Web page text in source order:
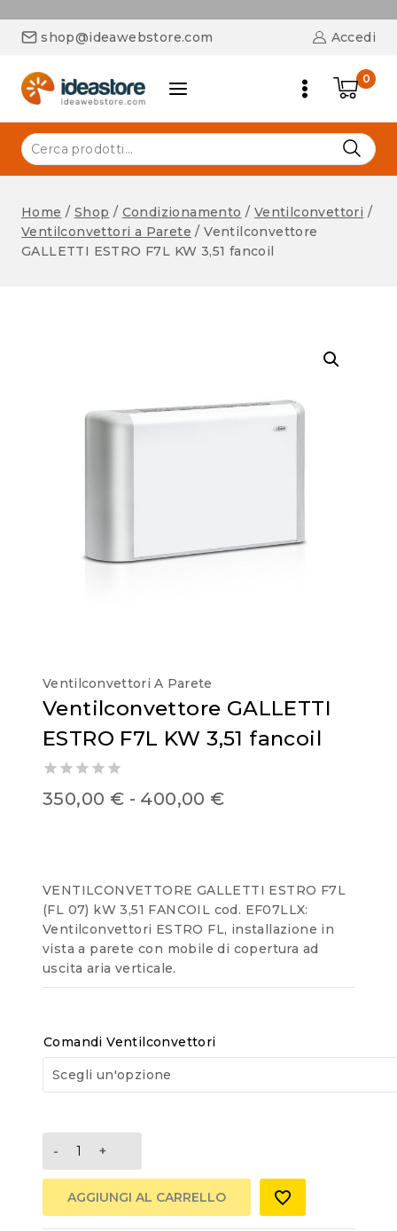
shop@ideawebstore.com Accedi
0
Home / Shop / Condizionamento / Ventilconvettori /
Ventilconvettori a Parete / Ventilconvettore
GALLETTI ESTRO F7L KW 3,51 fancoil
Ventilconvettori A Parete
Ventilconvettore GALLETTI
ESTRO F7L KW 3,51 fancoil
0
out
350,00 € - 400,00 €
VENTILCONVETTORE GALLETTI ESTRO F7L
(FL 07) kW 3,51 FANCOIL cod. EF07LLX:
Ventilconvettori ESTRO FL, installazione in
vista a parete con mobile di copertura ad
uscita aria verticale.
Comandi Ventilconvettori
AGGIUNGI AL CARRELLO